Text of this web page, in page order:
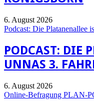
6. August 2026
Podcast: Die Platanenallee
PODCAST: DIE
UNNAS 3.
6. August 2026
Online-Befragung PLAN-